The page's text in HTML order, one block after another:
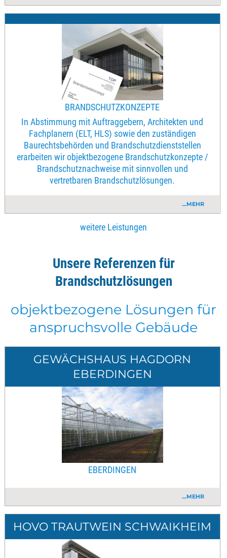
BRANDSCHUTZKONZEPTE
In Abstimmung mit Auftraggebern, Architekten und
Fachplanern (ELT, HLS) sowie den zuständigen
Baurechtsbehörden und Brandschutzdienststellen
erarbeiten wir objektbezogene Brandschutzkonzepte /
Brandschutznachweise mit sinnvollen und
vertretbaren Brandschutzlösungen.
...MEHR
weitere Leistungen
Unsere Referenzen für
Brandschutzlösungen
objektbezogene Lösungen für
anspruchsvolle Gebäude
GEWÄCHSHAUS HAGDORN
EBERDINGEN
EBERDINGEN
...MEHR
HOVO TRAUTWEIN SCHWAIKHEIM